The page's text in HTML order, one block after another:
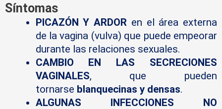
Síntomas
PICAZÓN Y ARDOR en el área externa
de la vagina (vulva) que puede empeorar
durante las relaciones sexuales.
CAMBIO EN LAS SECRECIONES
VAGINALES, que pueden
tornarse blanquecinas y densas.
ALGUNAS INFECCIONES NO